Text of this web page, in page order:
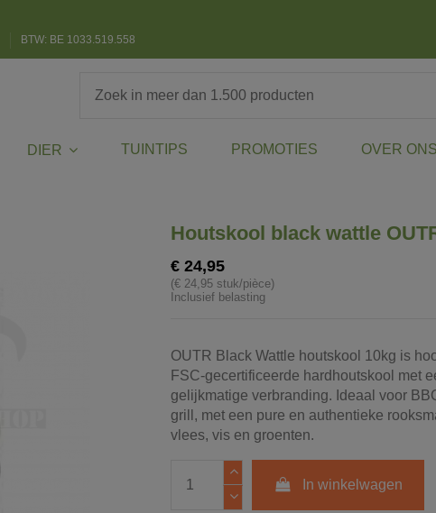
BTW: BE 1033.519.558
DIER TUINTIPS PROMOTIES OVER ONS
Houtskool black wattle
€ 24,95
(€ 24,95 stuk/pièce)
Inclusief belasting
OUTR Black Wattle houtskool 10kg is
FSC-gecertificeerde hardhoutskool met
gelijkmatige verbranding. Ideaal voor
grill, met een pure en authentieke
vlees, vis en groenten.
In winkelwagen